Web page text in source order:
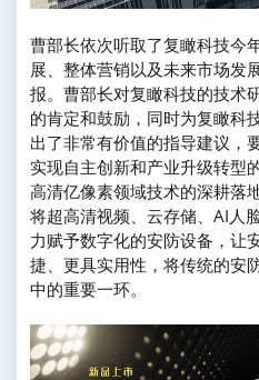
曹部长依次听取了复瞰科技今
展、整体营销以及未来市场发
报。曹部长对复瞰科技的技术
的肯定和鼓励，同时为复瞰科
出了非常有价值的指导建议，
实现自主创新和产业升级转型
高清亿像素领域技术的深耕落
将超高清视频、云存储、AI人
力赋予数字化的安防设备，让
捷、更具实用性，将传统的安
中的重要一环。